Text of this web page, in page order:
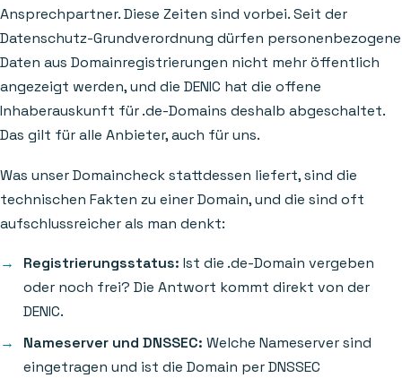
Ansprechpartner. Diese Zeiten sind vorbei. Seit der
Datenschutz-Grundverordnung dürfen personenbezogene
Daten aus Domainregistrierungen nicht mehr öffentlich
angezeigt werden, und die DENIC hat die offene
Inhaberauskunft für .de-Domains deshalb abgeschaltet.
Das gilt für alle Anbieter, auch für uns.
Was unser Domaincheck stattdessen liefert, sind die
technischen Fakten zu einer Domain, und die sind oft
aufschlussreicher als man denkt:
Registrierungsstatus: Ist die .de-Domain vergeben
oder noch frei? Die Antwort kommt direkt von der
DENIC.
Nameserver und DNSSEC: Welche Nameserver sind
eingetragen und ist die Domain per DNSSEC